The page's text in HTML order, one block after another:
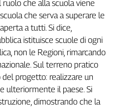
che alla scuola viene
che serva a superare le
a tutti. Si dice,
istituisce scuole di ogni
non le Regioni, rimarcando
Sul terreno pratico
progetto: realizzare un
ulteriormente il paese. Si
dimostrando che la